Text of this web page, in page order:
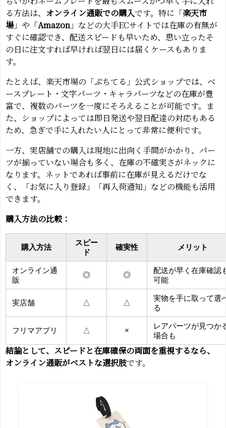
る方法は、 オンライン通販での購入です。特に「楽天市
場」や「Amazon 」などの大手ECサイトでは在庫の有無が
すぐに確認でき、配送スピードも早いため、思い立ったそ
の日に注文すれば早ければ翌日には届くケースもありま
す。
たとえば、楽天市場の「ぷちてる」公式ショップでは、ベ
ースプレート・文字パーツ・キャラパーツなどの在庫が豊
富で、複数のパーツを一度にそろえることが可能です。ま
た、ショップによっては即日発送や翌日配達の対応もある
ため、急ぎで手に入れたい人にとって非常に便利です。
一方、実店舗での購入は現地に出向く手間がかかり、パー
ツが揃っていない場合も多く、在庫の不確実さがネックに
なります。ネットであれば事前に在庫が見えるだけでな
く、「お気に入り登録」「再入荷通知」などの機能も活用
できます。
購入方法の比較：
購入方法
スピー
ド
確実性 メリット
オンライン通
販
◎ ◎
配送が早く在庫確認
可能
実店舗 △ △
実物を手に取って選
る
フリマアプリ △ ×
レアパーツが見つか
場合も
結論として、スピードと在庫確保の両面を重視するなら、
オンライン通販がベストな選択肢です。